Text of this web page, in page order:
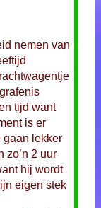
nemen van
tijd want
is er
gaan lekker
zo’n 2 uur
hij wordt
eigen stek